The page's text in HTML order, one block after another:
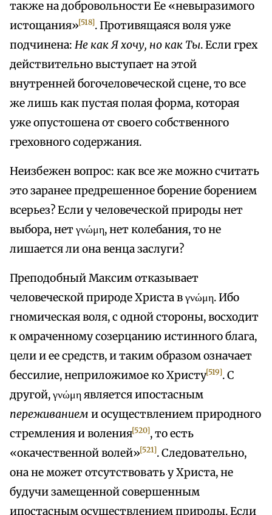
также на добровольности Ее «невыразимого
истощания»[518]. Противящаяся воля уже
подчинена: Не как Я хочу, но как Ты. Если грех
действительно выступает на этой
внутренней богочеловеческой сцене, то все
же лишь как пустая полая форма, которая
уже опустошена от своего собственного
греховного содержания.
Неизбежен вопрос: как все же можно считать
это заранее предрешенное борение борением
всерьез? Если у человеческой природы нет
выбора, нет γνώμη, нет колебания, то не
лишается ли она венца заслуги?
Преподобный Максим отказывает
человеческой природе Христа в γνώμη. Ибо
гномическая воля, с одной стороны, восходит
к омраченному созерцанию истинного блага,
цели и ее средств, и таким образом означает
бессилие, неприложимое ко Христу[519]. С
другой, γνώμη является ипостасным
переживанием и осуществлением природного
стремления и воления[520], то есть
«окачественной волей»[521]. Следовательно,
она не может отсутствовать у Христа, не
будучи замещенной совершенным
ипостасным осуществлением природы. Если